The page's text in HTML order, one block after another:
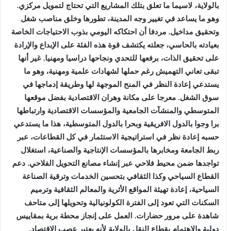
بالولاية، لاسيما ما تعلق بتلك المشاريع التي تحتاج لتمويل مركزي.
وهو ما يساعد في تغيير وجه المدينة، تطورها وخلق مناصب شغل
وتحقيق مداخيل. مردفا أن احتكاكه اليومي بذوب الاحتياجات الخاصة
بعيادته بالحاسي، جعلته يكتشف قوة هذه الفئة على الإبداع والإرادة
على تحقيق الذات، برفعها للتحدي ونجاحها دراسيا ومهنيا. غير أنها
تبقى تعاني التهميش رغم حملها لشهادات علمية ومهنية، وهو ما
يستدعي إعادة النظر في المنح الموجهة لها وطريقة إدماجها في
سوق الشغل. معرجا على مكانة وهران الاقتصادية بفضل موقعها
المتوسطي والمنشآت الجامعية والمؤسسات الاقتصادية وارتباطها
برا وجوا بالدول الافريقية وبحرا بالدول المتوسطية، هذا ما يستدعي
حسبه إعادة نظر في استراتيجية الاستثمار في كل القطاعات، عبر
ربط الجامعة ومخابرها بالمؤسسات الإنتاجية والصناعية، استغلال
تواجدها ضمن محيط فلاحي عبر إنشاء مصانع التحويل الفلاحي. دعم
القطاع السياحي وكذا الثقافي بتحسين الخدمات وترقية الصناعة
السياحية، إعادة تهيئة المواقع الأثرية والمعالم الثقافية وترميم
السكنات التي تعود إلى الفترة الكولونيالية وتحويلها إلى متاحف
شاهدة على مرور حضارات. العمل على إنجاز محطة برية بمقاييس
دولية والاهتمام بقطاع النقل بالولاية لأنه يعتبر عصب الاقتصاد.